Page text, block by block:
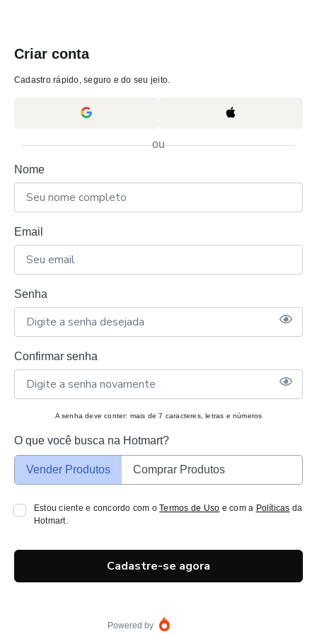
Criar conta
Cadastro rápido, seguro e do seu jeito.
ou
Nome
Email
Senha
Confirmar senha
A senha deve conter: mais de 7 caracteres, letras e números
O que você busca na Hotmart?
Vender Produtos Comprar Produtos
Estou ciente e concordo com oTermos de Uso e com a Políticas da
Hotmart.
Cadastre-se agora
Powered by